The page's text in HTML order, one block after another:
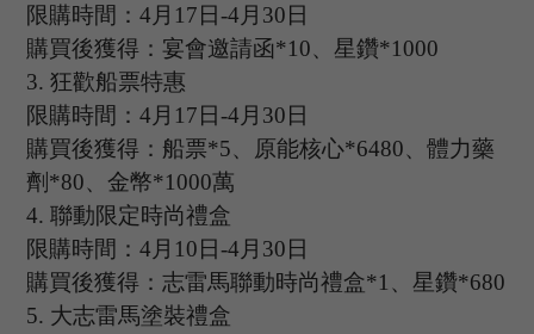
限購時間：4 月 17日-4 月 30日
購買後獲得：宴會邀請函*10、星鑽*1000
3. 狂歡船票特惠
限購時間：4 月 17日-4 月 30日
購買後獲得：船票*5、原能核心*6480、體力藥
劑*80、金幣*1000萬
4. 聯動限定時尚禮盒
限購時間：4 月 10日-4 月 30日
購買後獲得：志雷馬聯動時尚禮盒*1、星鑽*680
5. 大志雷馬塗裝禮盒